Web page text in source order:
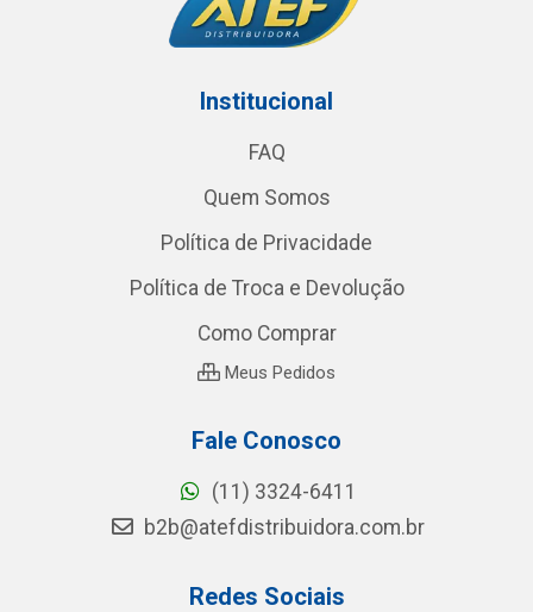
Institucional
FAQ
Quem Somos
Política de Privacidade
Política de Troca e Devolução
Como Comprar
Meus Pedidos
Fale Conosco
(11) 3324-6411
b2b@atefdistribuidora.com.br
Redes Sociais